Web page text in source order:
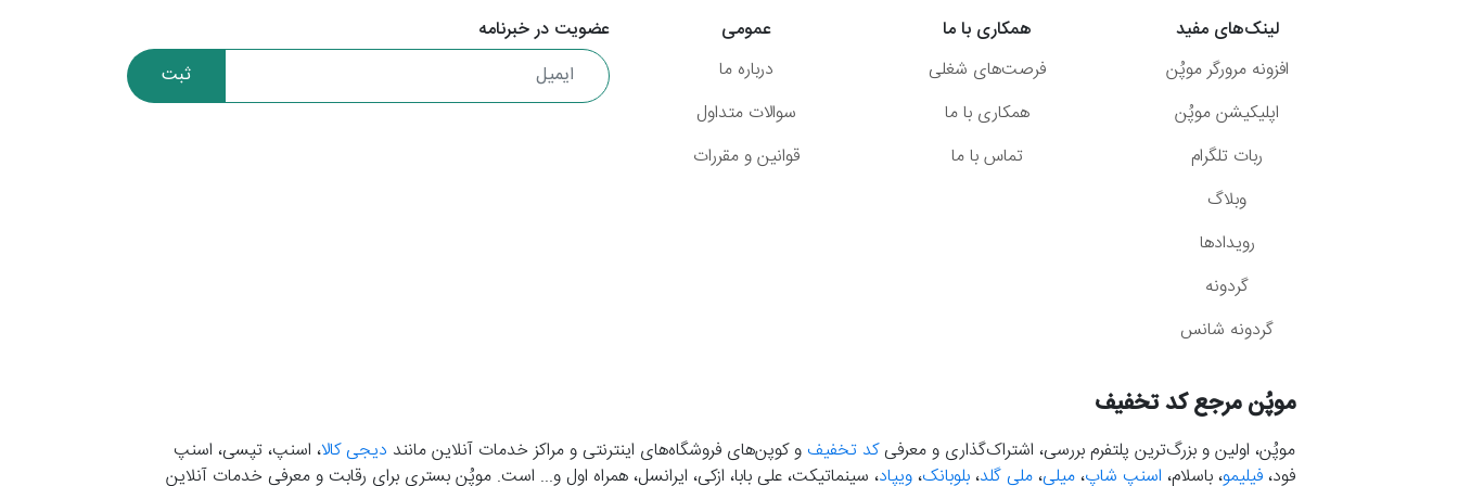
عضویت در خبرنامه
ثبت
لینک‌های مفید
افزونه مرورگر موپُن
اپلیکیشن موپُن
ربات تلگرام
وبلاگ
رویدادها
گردونه
گردونه شانس
همکاری با ما
فرصت‌های شغلی
همکاری با ما
تماس با ما
عمومی
درباره ما
سوالات متداول
قوانین و مقررات
موپُن مرجع کد تخفیف
موپُن، اولین و بزرگ‌ترین پلتفرم بررسی، اشتراک‌گذاری و معرفیکد تخفیفو کوپن‌های فروشگاه‌های اینترنتی و مراکز خدمات آنلاین مانند دیجی کالا، اسنپ، تپسی، اسنپ
فود، فیلیمو، باسلام، اسنپ شاپ، میلی، ملی گلد، بلوبانک، ویپاد، سینماتیکت، علی بابا، ازکی، ایرانسل، همراه اول و... است. موپُن بستری برای رقابت و معرفی خدمات آنلاین